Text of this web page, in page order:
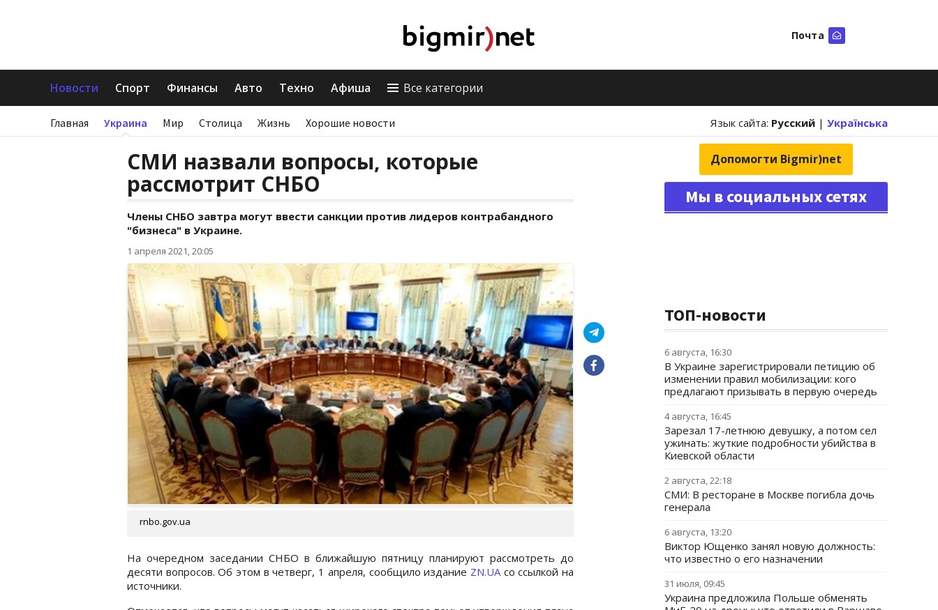
Почта
Новости Спорт Финансы Авто Техно Афиша Все категории
Главная Украина Мир Столица Жизнь Хорошие новости Язык сайта: Русский | Українська
СМИ назвали вопросы, которые
рассмотрит СНБО
Члены СНБО завтра могут ввести санкции против лидеров контрабандного
"бизнеса" в Украине.
1 апреля 2021, 20:05
rnbo.gov.ua
На очередном заседании СНБО в ближайшую пятницу планируют рассмотреть до
десяти вопросов. Об этом в четверг, 1 апреля, сообщило издание ZN.UAсо ссылкой на
источники.
Допомогти Bigmir)net
Мы в социальных сетях
ТОП-новости
6 августа, 16:30
В Украине зарегистрировали петицию об
изменении правил мобилизации: кого
предлагают призывать в первую очередь
4 августа, 16:45
Зарезал 17-летнюю девушку, а потом сел
ужинать: жуткие подробности убийства в
Киевской области
2 августа, 22:18
СМИ: В ресторане в Москве погибла дочь
генерала
6 августа, 13:20
Виктор Ющенко занял новую должность:
что известно о его назначении
31 июля, 09:45
Украина предложила Польше обменять